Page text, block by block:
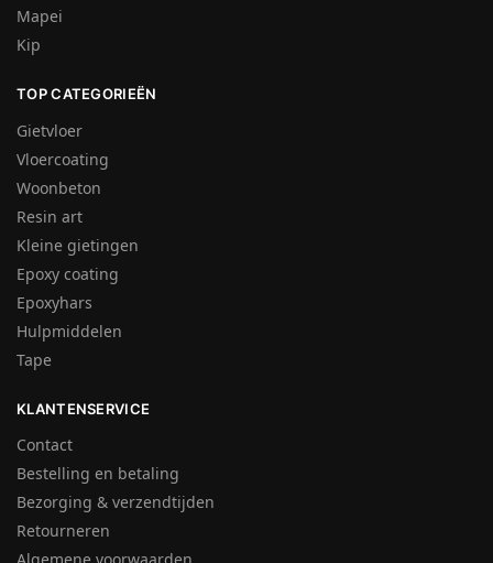
Mapei
Kip
TOP CATEGORIEËN
Gietvloer
Vloercoating
Woonbeton
Resin art
Kleine gietingen
Epoxy coating
Epoxyhars
Hulpmiddelen
Tape
KLANTENSERVICE
Contact
Bestelling en betaling
Bezorging & verzendtijden
Retourneren